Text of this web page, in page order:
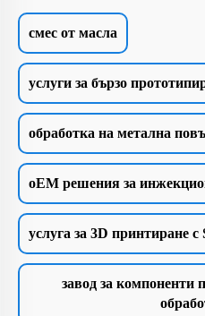
смес от масла
услуги за бързо
обработка на метална
oEM решения за
услуга за 3D принтиране с
завод за компоненти